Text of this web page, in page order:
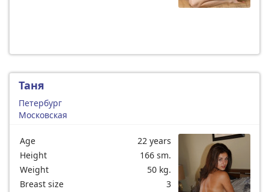
Таня
Петербург
Московская
Age
22 years
Height
166 sm.
Weight
50 kg.
Breast size
3